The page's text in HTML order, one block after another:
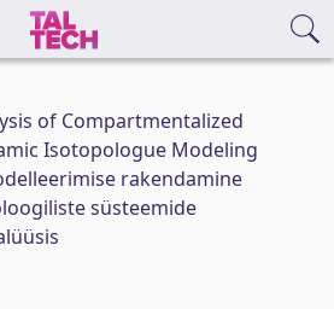
of Compartmentalized
Isotopologue Modeling
rakendamine
süsteemide